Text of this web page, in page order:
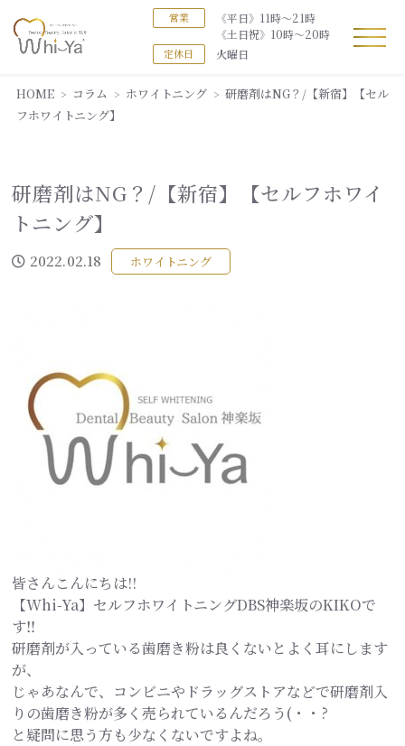
営業
《平日》11時～21時
《土日祝》10時～20時
定休日 火曜日
HOME コラム ホワイトニング
研磨剤はNG？/【新宿】【セル
フホワイトニング】
研磨剤はNG？/【新宿】【セルフホワイ
トニング】
2022.02.18 ホワイトニング
皆さんこんにちは!!
【Whi-Ya】セルフホワイトニングDBS神楽坂のKIKOで
す‼
研磨剤が入っている歯磨き粉は良くないとよく耳にします
が、
じゃあなんで、コンビニやドラッグストアなどで研磨剤入
りの歯磨き粉が多く売られているんだろう(・・?
と疑問に思う方も少なくないですよね。